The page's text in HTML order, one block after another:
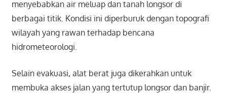
menyebabkan air meluap dan tanah longsor di
berbagai titik. Kondisi ini diperburuk dengan topografi
wilayah yang rawan terhadap bencana
hidrometeorologi.
Selain evakuasi, alat berat juga dikerahkan untuk
membuka akses jalan yang tertutup longsor dan banjir.